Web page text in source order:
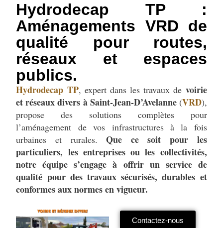
Hydrodecap TP :
Aménagements VRD de
qualité pour routes,
réseaux et espaces
publics.
Hydrodecap TP, expert dans les travaux de voirie
et réseaux divers à Saint-Jean-D’Avelanne(VRD),
propose des solutions complètes pour
l’aménagement de vos infrastructures à la fois
urbaines et rurales.Que ce soit pour les
particuliers, les entreprises ou les collectivités,
notre équipe s’engage à offrir un service de
qualité pour des travaux sécurisés, durables et
conformes aux normes en vigueur.
Contactez-nous